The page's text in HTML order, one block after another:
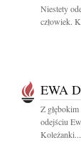
Niestety
człowiek.
EWA
Z
odejściu
Koleżanki...